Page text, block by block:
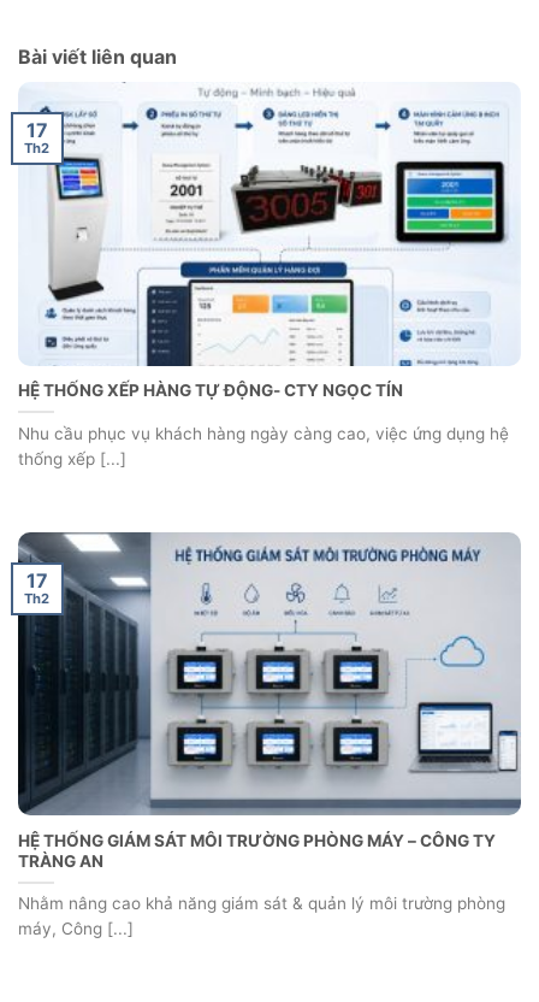
Bài viết liên quan
HỆ THỐNG XẾP HÀNG TỰ ĐỘNG- CTY NGỌC TÍN
Nhu cầu phục vụ khách hàng ngày càng cao, việc ứng dụng hệ
thống xếp [...]
17
Th2
HỆ THỐNG GIÁM SÁT MÔI TRƯỜNG PHÒNG MÁY – CÔNG TY
TRÀNG AN
Nhằm nâng cao khả năng giám sát & quản lý môi trường phòng
máy, Công [...]
17
Th2